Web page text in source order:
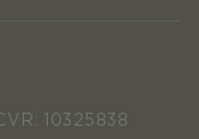
10325838